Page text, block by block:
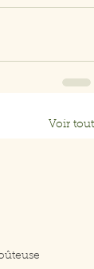
Voir tout